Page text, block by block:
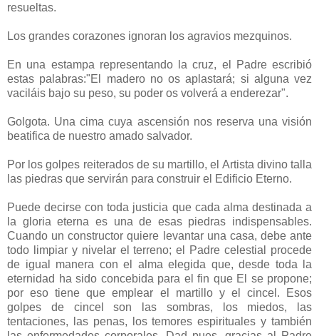
resueltas.
Los grandes corazones ignoran los agravios mezquinos.
En una estampa representando la cruz, el Padre escribió
estas palabras:"El madero no os aplastará; si alguna vez
vaciláis bajo su peso, su poder os volverá a enderezar".
Golgota. Una cima cuya ascensión nos reserva una visión
beatifica de nuestro amado salvador.
Por los golpes reiterados de su martillo, el Artista divino talla
las piedras que servirán para construir el Edificio Eterno.
Puede decirse con toda justicia que cada alma destinada a
la gloria eterna es una de esas piedras indispensables.
Cuando un constructor quiere levantar una casa, debe ante
todo limpiar y nivelar el terreno; el Padre celestial procede
de igual manera con el alma elegida que, desde toda la
eternidad ha sido concebida para el fin que El se propone;
por eso tiene que emplear el martillo y el cincel. Esos
golpes de cincel son las sombras, los miedos, las
tentaciones, las penas, los temores espirituales y también